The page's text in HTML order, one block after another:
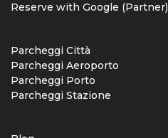
Reserve with Google (Partner)
Parcheggi Città
Parcheggi Aeroporto
Parcheggi Porto
Parcheggi Stazione